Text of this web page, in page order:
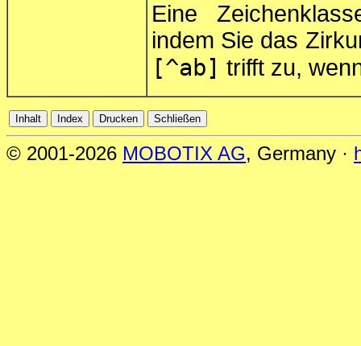
Eine
indem Sie das
[^ab] trifft zu,
© 2001-2026 MOBOTIX AG, Germany ·